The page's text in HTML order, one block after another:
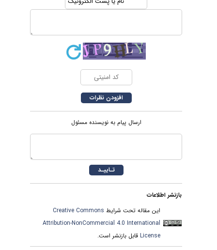
ارسال پیام به نویسنده مسئول
بازنشر اطلاعات
این مقاله تحت شرایطCreative Commons
Attribution-NonCommercial 4.0 International
Licenseقابل بازنشر است.